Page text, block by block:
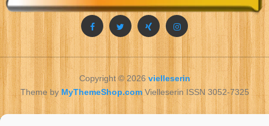
Copyright © 2026vielleserin
Theme by MyThemeShop.comVielleserin ISSN 3052-7325
vielleserin